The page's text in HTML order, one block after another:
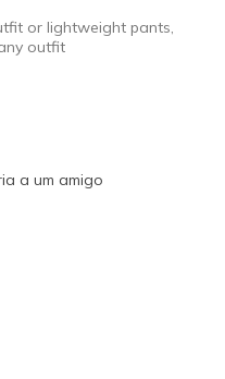
width
or lightweight pants,
outfit
a um amigo